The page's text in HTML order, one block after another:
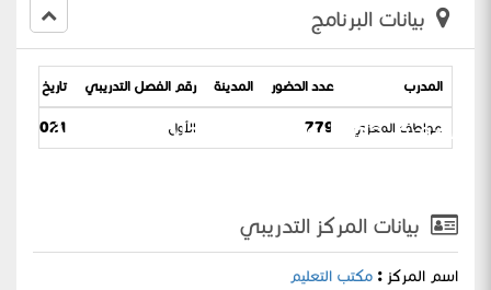
وتصميم خطط علاجية للمرحلة المتوسطة
بيانات البرنامج
المدرب عدد الحضور المدينة رقم الفصل التدريبي تاريخ
عواطف المعزي 779 الأول 2021 / 21-03-1443
بيانات المركز التدريبي
اسم المركز : مكتب التعليم